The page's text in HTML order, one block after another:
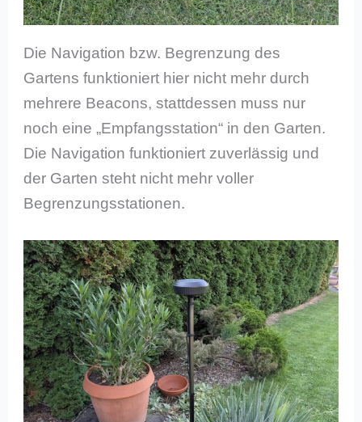
Die Navigation bzw. Begrenzung des
Gartens funktioniert hier nicht mehr durch
mehrere Beacons, stattdessen muss nur
noch eine „Empfangsstation“ in den Garten.
Die Navigation funktioniert zuverlässig und
der Garten steht nicht mehr voller
Begrenzungsstationen.